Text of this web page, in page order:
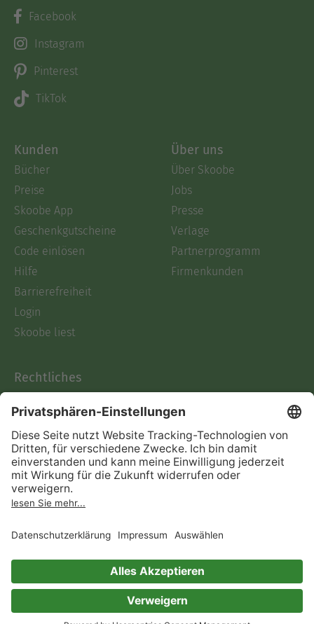
Facebook
Instagram
Pinterest
TikTok
Kunden
Bücher
Preise
Skoobe App
Geschenkgutscheine
Code einlösen
Hilfe
Barrierefreiheit
Login
Skoobe liest
Über uns
Über Skoobe
Jobs
Presse
Verlage
Partnerprogramm
Firmenkunden
Rechtliches
AGB
Informationen nach Data
Act
Verträge hier kündigen
Impressum
Immer ein gutes Buch